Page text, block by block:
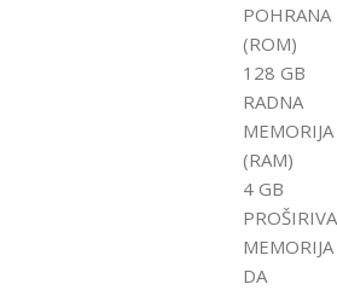
POHRANA
(ROM)
128 GB
RADNA
MEMORIJA
(RAM)
4 GB
PROŠIRIVA
MEMORIJA
DA